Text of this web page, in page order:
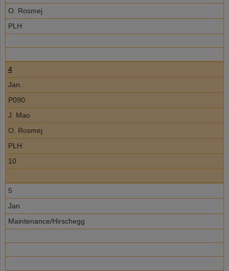
O. Rosmej
PLH
4
Jan.
P090
J. Mao
O. Rosmej
PLH
10
5
Jan.
Maintenance/Hirschegg